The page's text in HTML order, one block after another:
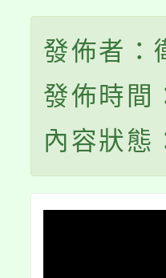
發佈者：
發佈時
內容狀態